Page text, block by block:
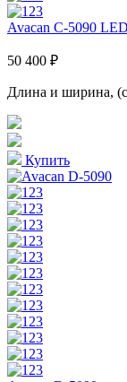
Avacan C-5090
50 400 ₽
Длина и ширина,
Купить